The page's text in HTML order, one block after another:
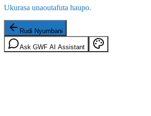
Ukurasa unaoutafuta haupo.
Rudi Nyumbani
Ask GWF AI Assistant